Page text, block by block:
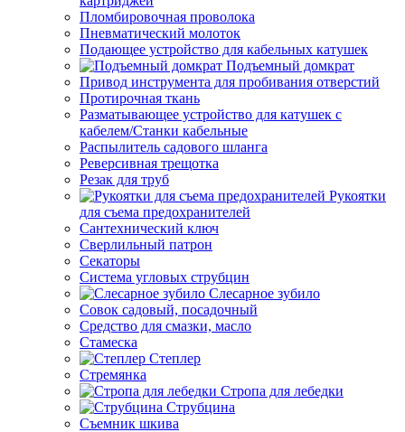
Пломбировочная проволока
Пневматический молоток
Подающее устройство для кабельных катушек
Подъемный домкрат
Привод инструмента для пробивания отверстий
Протирочная ткань
Разматывающее устройство для катушек с
кабелем/Станки кабельные
Распылитель садового шланга
Реверсивная трещотка
Резак для труб
Рукоятки
для съема предохранителей
Сантехнический ключ
Сверлильный патрон
Секаторы
Система угловых струбцин
Слесарное зубило
Совок садовый, посадочный
Средство для смазки, масло
Стамеска
Степлер
Стремянка
Стропа для лебедки
Струбцина
Съемник шкива